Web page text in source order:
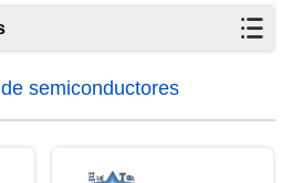
semiconductores